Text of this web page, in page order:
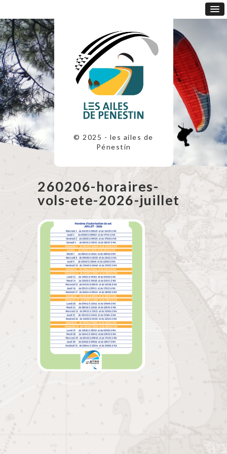
© 2025 - les ailes de
Pénestin
260206-horaires-
vols-ete-2026-juillet